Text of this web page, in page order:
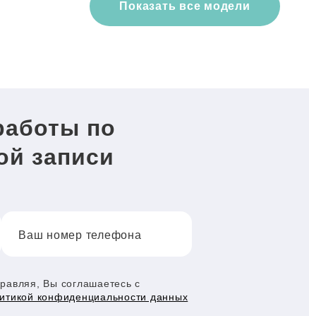
Показать все модели
по
записи
Ваш номер телефона
Вы соглашаетесь с
конфиденциальности данных